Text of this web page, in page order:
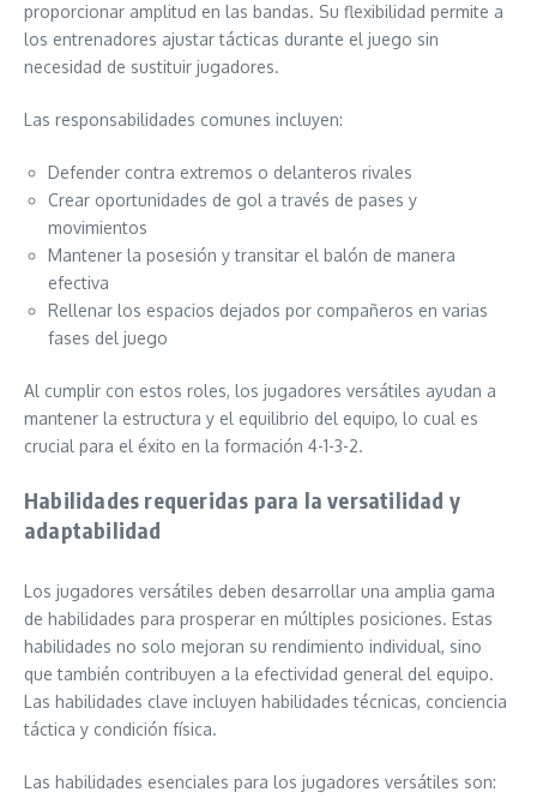
proporcionar amplitud en las bandas. Su flexibilidad permite a
los entrenadores ajustar tácticas durante el juego sin
necesidad de sustituir jugadores.
Las responsabilidades comunes incluyen:
Defender contra extremos o delanteros rivales
Crear oportunidades de gol a través de pases y
movimientos
Mantener la posesión y transitar el balón de manera
efectiva
Rellenar los espacios dejados por compañeros en varias
fases del juego
Al cumplir con estos roles, los jugadores versátiles ayudan a
mantener la estructura y el equilibrio del equipo, lo cual es
crucial para el éxito en la formación 4-1-3-2.
Habilidades requeridas para la versatilidad y
adaptabilidad
Los jugadores versátiles deben desarrollar una amplia gama
de habilidades para prosperar en múltiples posiciones. Estas
habilidades no solo mejoran su rendimiento individual, sino
que también contribuyen a la efectividad general del equipo.
Las habilidades clave incluyen habilidades técnicas, conciencia
táctica y condición física.
Las habilidades esenciales para los jugadores versátiles son: